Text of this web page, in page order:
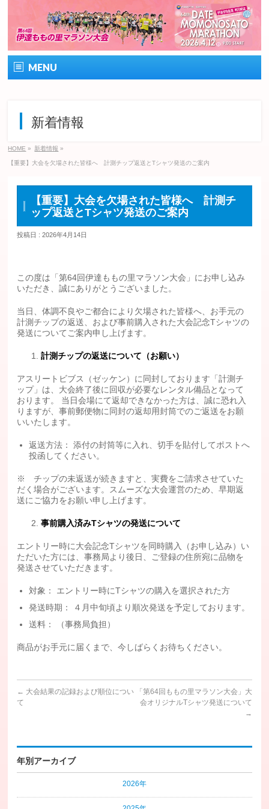
MENU
大会概要
大会の特徴
コース&アクセス
よくある質問・お問い合わせ
新着情報
HOME » 新着情報 »
【重要】大会を欠場された皆様へ 計測チップ返送とTシャツ発送のご案内
【重要】大会を欠場された皆様へ 計測チ
ップ返送とTシャツ発送のご案内
投稿日 : 2026年4月14日
この度は「第64回伊達ももの里マラソン大会」にお申し込み
いただき、誠にありがとうございました。
当日、体調不良やご都合により欠場された皆様へ、お手元の
計測チップの返送、および事前購入された大会記念Tシャツの
発送についてご案内申し上げます。
計測チップの返送について（お願い）
アスリートビブス（ゼッケン）に同封しております「計測チ
ップ」は、大会終了後に回収が必要なレンタル備品となって
おります。 当日会場にて返却できなかった方は、誠に恐れ入
りますが、事前郵便物に同封の返却用封筒でのご返送をお願
いいたします。
返送方法： 添付の封筒等に入れ、切手を貼付してポストへ
投函してください。
※ チップの未返送が続きますと、実費をご請求させていた
だく場合がございます。スムーズな大会運営のため、早期返
送にご協力をお願い申し上げます。
事前購入済みTシャツの発送について
エントリー時に大会記念Tシャツを同時購入（お申し込み）い
ただいた方には、事務局より後日、ご登録の住所宛に品物を
発送させていただきます。
対象： エントリー時にTシャツの購入を選択された方
発送時期： ４月中旬頃より順次発送を予定しております。
送料： （事務局負担）
商品がお手元に届くまで、今しばらくお待ちください。
← 大会結果の記録および順位につい
て
「第64回ももの里マラソン大会」大
会オリジナルTシャツ発送について
→
年別アーカイブ
2026年